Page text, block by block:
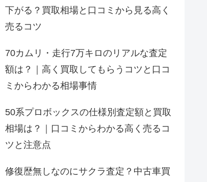
下がる？買取相場と口コミから見る高く
売るコツ
70カムリ・走行7万キロのリアルな査定
額は？｜高く買取してもらうコツと口コ
ミからわかる相場事情
50系プロボックスの仕様別査定額と買取
相場は？｜口コミからわかる高く売るコ
ツと注意点
修復歴無しなのにサクラ査定？中古車買